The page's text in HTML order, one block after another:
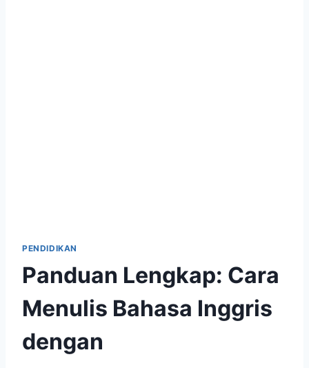
PENDIDIKAN
Panduan Lengkap: Cara
Menulis Bahasa Inggris
dengan